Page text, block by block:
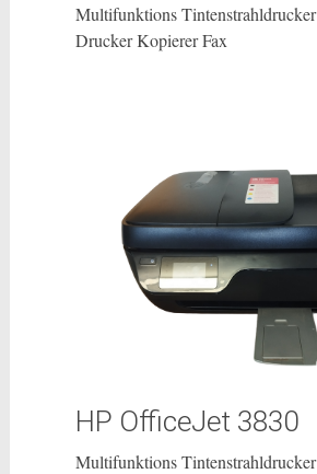
Multifunktions Tintenstrahldrucker
Drucker Kopierer Fax
HP OfficeJet 3830
Multifunktions Tintenstrahldrucker